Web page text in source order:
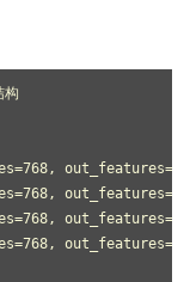
=768, out_features=
=768, out_features=
=768, out_features=
=768, out_features=